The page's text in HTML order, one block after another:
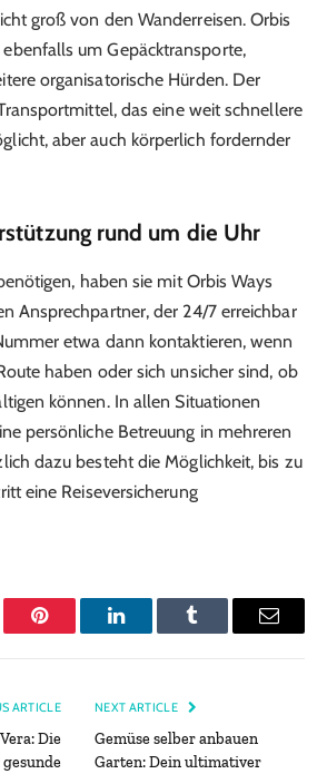
groß von den Wanderreisen. Orbis
um Gepäcktransporte,
organisatorische Hürden. Der
das eine weit schnellere
aber auch körperlich fordernder
rund um die Uhr
haben sie mit Orbis Ways
Ansprechpartner, der 24/7 erreichbar
etwa dann kontaktieren, wenn
haben oder sich unsicher sind, ob
können. In allen Situationen
persönliche Betreuung in mehreren
dazu besteht die Möglichkeit, bis zu
eine Reiseversicherung
Pinterest LinkedInTumblr Email
ARTICLE
Die
NEXT ARTICLE
Gemüse selber anbauen
Garten: Dein ultimativer